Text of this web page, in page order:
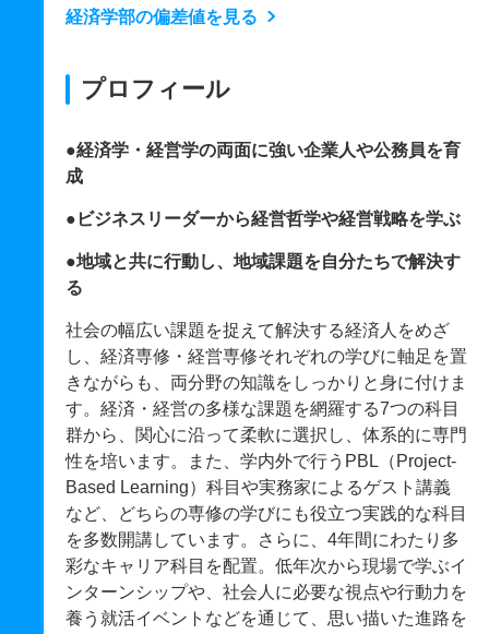
経済学部の偏差値を見る
プロフィール
●経済学・経営学の両面に強い企業人や公務員を育
成
●ビジネスリーダーから経営哲学や経営戦略を学ぶ
●地域と共に行動し、地域課題を自分たちで解決す
る
社会の幅広い課題を捉えて解決する経済人をめざ
し、経済専修・経営専修それぞれの学びに軸足を置
きながらも、両分野の知識をしっかりと身に付けま
す。経済・経営の多様な課題を網羅する7つの科目
群から、関心に沿って柔軟に選択し、体系的に専門
性を培います。また、学内外で行うPBL（Project-
Based Learning）科目や実務家によるゲスト講義
など、どちらの専修の学びにも役立つ実践的な科目
を多数開講しています。さらに、4年間にわたり多
彩なキャリア科目を配置。低年次から現場で学ぶイ
ンターンシップや、社会人に必要な視点や行動力を
養う就活イベントなどを通じて、思い描いた進路を